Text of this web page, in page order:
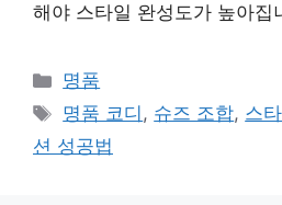
해야 스타일 완성도가 높아
카
테
리
명품
태
그
명품 코디 , 슈즈 조합, 스
션 성공법